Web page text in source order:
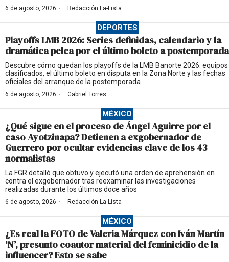
6 de agosto, 2026 · Redacción La-Lista
DEPORTES
Playoffs LMB 2026: Series definidas, calendario y la
dramática pelea por el último boleto a postemporada
Descubre cómo quedan los playoffs de la LMB Banorte 2026: equipos
clasificados, el último boleto en disputa en la Zona Norte y las fechas
oficiales del arranque de la postemporada.
6 de agosto, 2026 · Gabriel Torres
MÉXICO
¿Qué sigue en el proceso de Ángel Aguirre por el
caso Ayotzinapa? Detienen a exgobernador de
Guerrero por ocultar evidencias clave de los 43
normalistas
La FGR detalló que obtuvo y ejecutó una orden de aprehensión en
contra el exgobernador tras reexaminar las investigaciones
realizadas durante los últimos doce años
6 de agosto, 2026 · Redacción La-Lista
MÉXICO
¿Es real la FOTO de Valeria Márquez con Iván Martín
‘N’, presunto coautor material del feminicidio de la
influencer? Esto se sabe